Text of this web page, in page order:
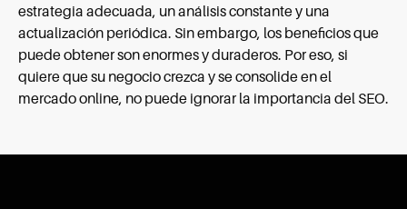
estrategia adecuada, un análisis constante y una
actualización periódica. Sin embargo, los beneficios que
puede obtener son enormes y duraderos. Por eso, si
quiere que su negocio crezca y se consolide en el
mercado online, no puede ignorar la importancia del SEO.